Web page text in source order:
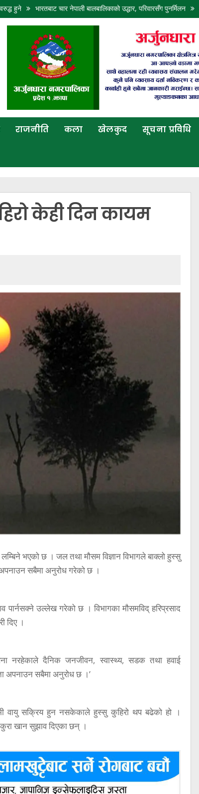
हुने भारतबाट चार नेपाली बालबालिकाको उद्धार, परिवारसँग पुनर्मिलन
राजनीति कला खेलकुद सूचना प्रविधि
केही दिन कायम
भएको छ । जल तथा मौसम विज्ञान विभागले बाक्लो हुस्सु
सबैमा अनुरोध गरेको छ ।
पार्नसक्ने उल्लेख गरेको छ । विभागका मौसमविद् हरिप्रसाद
दिए ।
नरहेकाले दैनिक जनजीवन, स्वास्थ्य, सडक तथा हवाई
अपनाउन सबैमा अनुरोध छ ।’
वायु सक्रिय हुन नसकेकाले हुस्सु कुहिरो थप बढेको हो ।
खान सुझाव दिएका छन् ।